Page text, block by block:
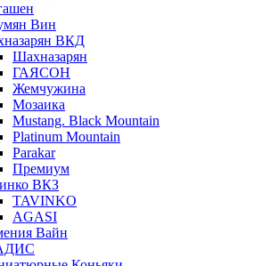
Вин
ВКД
Шахназарян
ГАЯСОН
Жемчужина
Мозаика
Mustang. Black Mountain
Platinum Mountain
Parakar
Премиум
ВКЗ
TAVINKO
AGASI
Вайн